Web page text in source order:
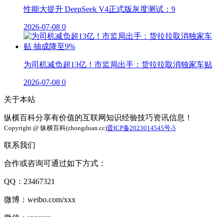
性能大提升 DeepSeek V4正式版灰度测试：9
2026-07-08 0
为司机减负超13亿！市监局出手：货拉拉取消独家车贴
2026-07-08 0
关于本站
纵横百科分享有价值的互联网知识经验技巧资讯信息！
Copyright @ 纵横百科(zhongduan.cc)晋ICP备2023014545号-5
联系我们
合作或咨询可通过如下方式：
QQ：23467321
微博：weibo.com/xxx